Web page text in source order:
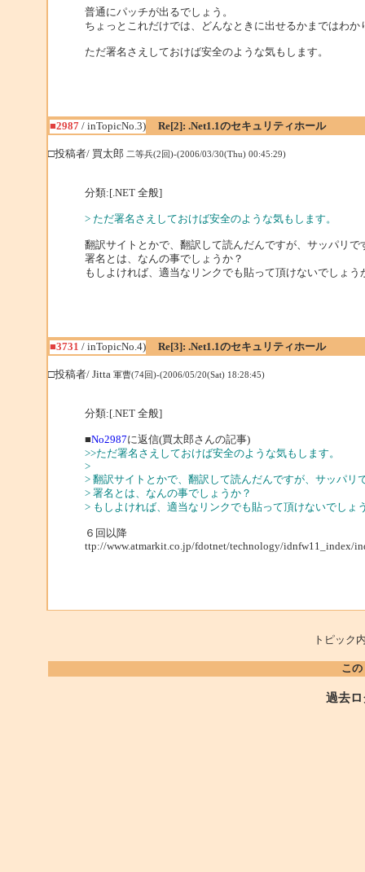
普通にパッチが出るでしょう。
ちょっとこれだけでは、どんなときに出せるかまではわか
ただ署名さえしておけば安全のような気もします。
■2987/ inTopicNo.3) Re[2]: .Net1.1のセキュリティホール
□投稿者/ 買太郎 二等兵(2回)-(2006/03/30(Thu) 00:45:29)
分類:[.NET 全般]
> ただ署名さえしておけば安全のような気もします。
翻訳サイトとかで、翻訳して読んだんですが、サッパリで
署名とは、なんの事でしょうか？
もしよければ、適当なリンクでも貼って頂けないでしょう
■3731 / inTopicNo.4) Re[3]: .Net1.1のセキュリティホール
□投稿者/ Jitta 軍曹(74回)-(2006/05/20(Sat) 18:28:45)
分類:[.NET 全般]
■No2987に返信(買太郎さんの記事)
>>ただ署名さえしておけば安全のような気もします。
>
> 翻訳サイトとかで、翻訳して読んだんですが、サッパリ
> 署名とは、なんの事でしょうか？
> もしよければ、適当なリンクでも貼って頂けないでしょ
６回以降
ttp://www.atmarkit.co.jp/fdotnet/technology/idnfw11_index/
トピッ
こ
過去